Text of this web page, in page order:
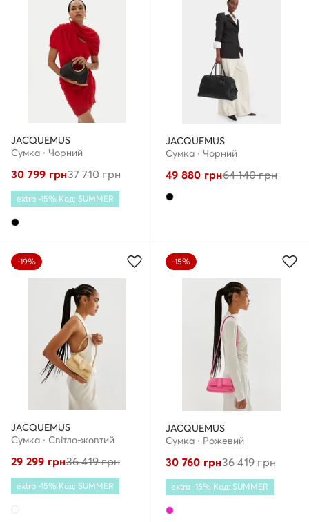
JACQUEMUS
Сумка · Чорний
30 799 грн37 710грн
extra -15% Код: SUMMER
JACQUEMUS
Сумка · Чорний
49 880 грн64 140грн
-19%
JACQUEMUS
Сумка · Світло-жовтий
29 299 грн36 419грн
extra -15% Код: SUMMER
-15%
JACQUEMUS
Сумка · Рожевий
30 760 грн36 419грн
extra -15% Код: SUMMER